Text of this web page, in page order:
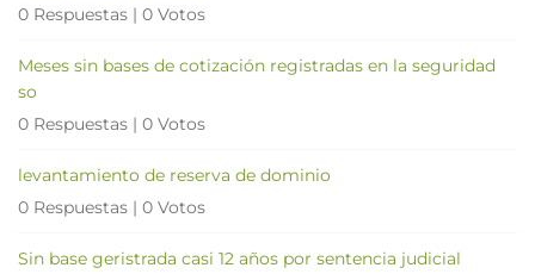
0 Respuestas | 0 Votos
Meses sin bases de cotización registradas en la seguridad
so
0 Respuestas | 0 Votos
levantamiento de reserva de dominio
0 Respuestas | 0 Votos
Sin base geristrada casi 12 años por sentencia judicial